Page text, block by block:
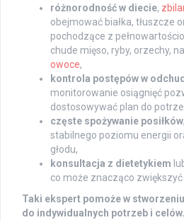
różnorodność w diecie,
obejmować białka, tłuszcze
pochodzące z
chude mięso, ryby, orzechy,
owoce,
kontrola postępów w
monitorowanie osiągnięć
dostosowywać plan do
częste spożywanie posiłków
stabilnego poziomu energii
głodu,
konsultacja z dietetykiem
co może znacząco
Taki ekspert pomoże w
do indywidualnych potrzeb i celów.